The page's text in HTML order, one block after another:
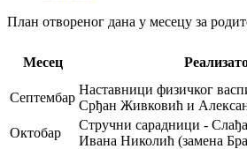
План отвореног дана у месецу за
Месец
Септембар
Наставници физичког
Срђан Живковић и
Октобар
Стручни сарадници -
Ивана Николић (замена